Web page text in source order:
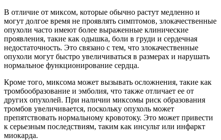
В отличие от миксом, которые обычно растут медленно и
могут долгое время не проявлять симптомов, злокачественные
опухоли часто имеют более выраженные клинические
проявления, такие как одышка, боли в груди и сердечная
недостаточность. Это связано с тем, что злокачественные
опухоли могут быстро увеличиваться в размерах и нарушать
нормальное функционирование сердца.
Кроме того, миксома может вызывать осложнения, такие как
тромбообразование и эмболия, что также отличает ее от
других опухолей. При наличии миксомы риск образования
тромбов увеличивается, поскольку опухоль может
препятствовать нормальному кровотоку. Это может привести
к серьезным последствиям, таким как инсульт или инфаркт
миокарда.